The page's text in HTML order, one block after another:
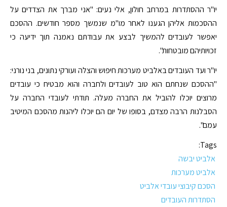
יו"ר ההסתדרות במרחב חולון, אלי נעים: "אני מברך את הצדדים על
ההסכמות אליהן הגענו לאחר מו"מ שנמשך מספר חודשים. ההסכם
יאפשר לעובדים להמשיך לבצע את עבודתם נאמנה תוך ידיעה כי
זכויותיהם מובטחות".
יו"ר ועד העובדים באלביט מערכות חיפוש והצלה ועורקי נתונים, בני נורני:
"ההסכם שנחתם הוא טוב לעובדים ולחברה והוא מבטיח כי עובדים
מרוצים יוכלו להוביל את החברה מעלה. תודתי לעובדי החברה על
הסבלנות הרבה מצדם, בסופו של יום הם יוכלו ליהנות מהסכם המיטיב
עמם".
Tags:
אלביט יבשה
אלביט מערכות
הסכם קיבוצי עובדי אלביט
הסתדרות העובדים